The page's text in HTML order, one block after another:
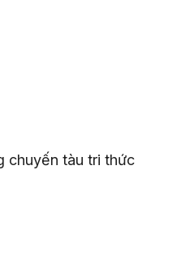
chuyến tàu tri thức